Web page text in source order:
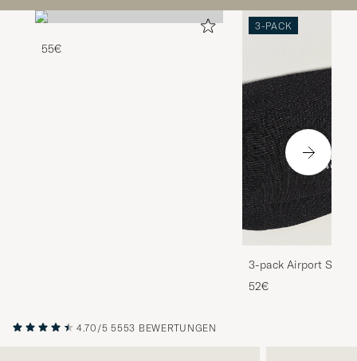
55€
3-PACK
3-pack Airport
Melange
52€
4.70/5 5553 BEWERTUNGEN